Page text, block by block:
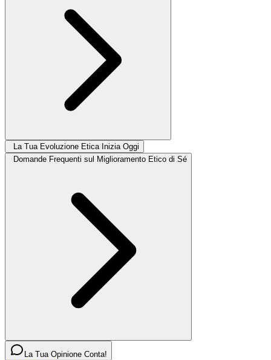
La Tua Evoluzione Etica Inizia Oggi
Domande Frequenti sul Miglioramento Etico di Sé
La Tua Opinione Conta!